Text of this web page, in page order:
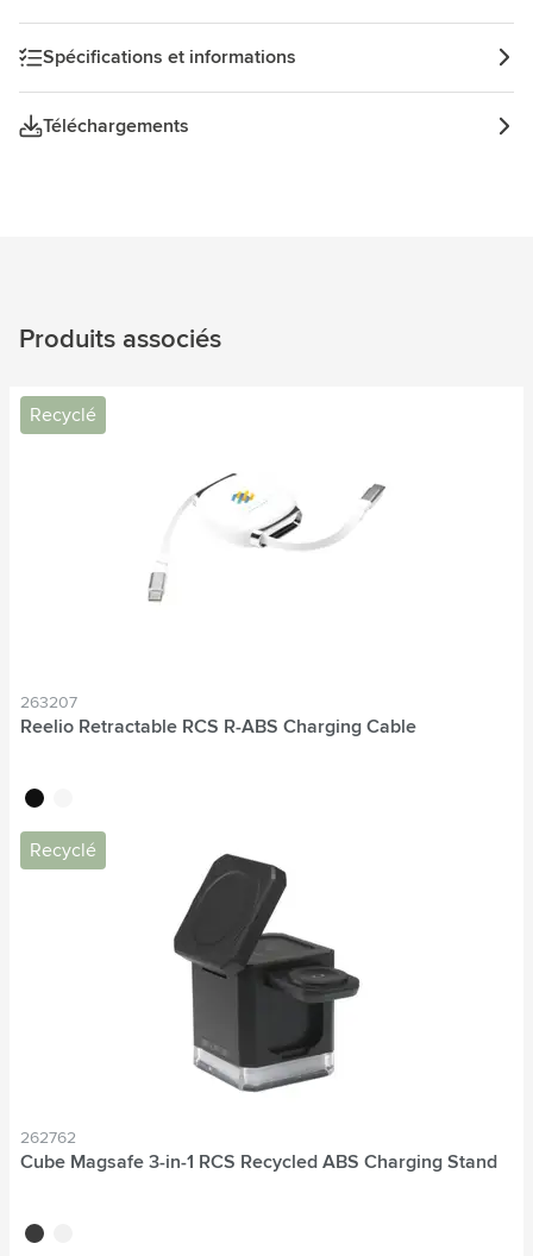
Spécifications et informations
Téléchargements
Produits associés
Recyclé
263207
Reelio Retractable RCS R-ABS Charging Cable
noir
Recyclé
262762
Cube Magsafe 3-in-1 RCS Recycled ABS Charging Stand
noir